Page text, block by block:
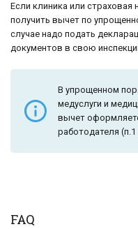
Если клиника или
получить вычет по
случае надо подать
документов в свою
В упрощенном
медуслуги и
вычет
работодателя
FAQ